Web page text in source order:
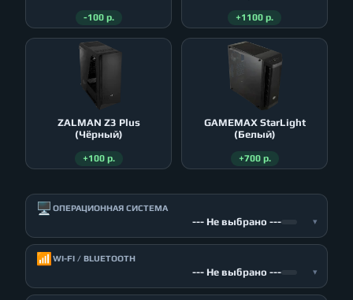
-100 р. +1100 р.
ZALMAN Z3 Plus
(Чёрный)
+100 р.
GAMEMAX StarLight
(Белый)
+700 р.
🖥️ ОПЕРАЦИОННАЯ СИСТЕМА
--- Не выбрано --- ▾
📶 WI-FI / BLUETOOTH
--- Не выбрано --- ▾